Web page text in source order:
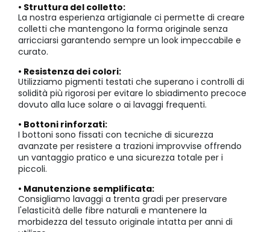
• Struttura del colletto:
La nostra esperienza artigianale ci permette di creare
colletti che mantengono la forma originale senza
arricciarsi garantendo sempre un look impeccabile e
curato.
• Resistenza dei colori:
Utilizziamo pigmenti testati che superano i controlli di
solidità più rigorosi per evitare lo sbiadimento precoce
dovuto alla luce solare o ai lavaggi frequenti.
• Bottoni rinforzati:
I bottoni sono fissati con tecniche di sicurezza
avanzate per resistere a trazioni improvvise offrendo
un vantaggio pratico e una sicurezza totale per i
piccoli.
• Manutenzione semplificata:
Consigliamo lavaggi a trenta gradi per preservare
l'elasticità delle fibre naturali e mantenere la
morbidezza del tessuto originale intatta per anni di